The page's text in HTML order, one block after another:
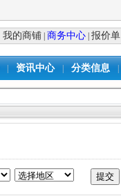
我的商铺 商务中心 报价单
资讯中心 分类信息